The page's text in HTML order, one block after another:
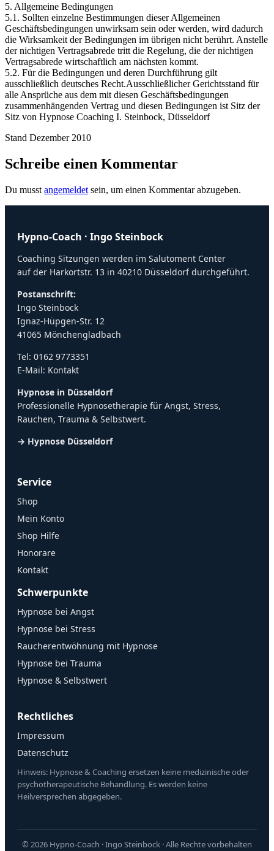
5. Allgemeine Bedingungen
5.1. Sollten einzelne Bestimmungen dieser Allgemeinen
Geschäftsbedingungen unwirksam sein oder werden, wird dadurch
die Wirksamkeit der Bedingungen im übrigen nicht berührt. Anstelle
der nichtigen Vertragsabrede tritt die Regelung, die der nichtigen
Vertragsabrede wirtschaftlich am nächsten kommt.
5.2. Für die Bedingungen und deren Durchführung gilt
ausschließlich deutsches Recht.Ausschließlicher Gerichtsstand für
alle Ansprüche aus dem mit diesen Geschäftsbedingungen
zusammenhängenden Vertrag und diesen Bedingungen ist Sitz der
Sitz von Hypnose Coaching I. Steinbock, Düsseldorf
Stand Dezember 2010
Schreibe einen Kommentar
Du musst angemeldet sein, um einen Kommentar abzugeben.
Hypno-Coach · Ingo Steinbock
Coaching Sitzungen werden im Salutoment Center
auf der Harkortstr. 13 in 40210 Düsseldorf durchgeführt.
Postanschrift:
Ingo Steinbock
Ignaz-Hüpgen-Str. 12
41065 Mönchengladbach
Tel: 0162 9773351
E-Mail: Kontakt
Hypnose in Düsseldorf
Professionelle Hypnosetherapie für Angst, Stress,
Rauchen, Trauma & Selbstwert.
→ Hypnose Düsseldorf
Service
Shop
Mein Konto
Shop Hilfe
Honorare
Kontakt
Schwerpunkte
Hypnose bei Angst
Hypnose bei Stress
Raucherentwöhnung mit Hypnose
Hypnose bei Trauma
Hypnose & Selbstwert
Rechtliches
Impressum
Datenschutz
Hinweis: Hypnose & Coaching ersetzen keine medizinische oder
psychotherapeutische Behandlung. Es werden keine
Heilversprechen abgegeben.
© 2026 Hypno-Coach · Ingo Steinbock · Alle Rechte vorbehalten